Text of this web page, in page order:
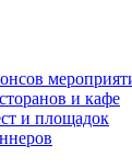
и кафе
и площадок